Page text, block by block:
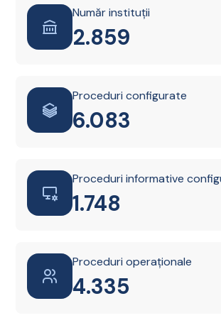
Număr instituții
2.861
Proceduri configurate
6.087
Proceduri informative
1.749
Proceduri operaționale
4.338